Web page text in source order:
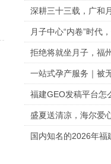
型”重新定义科学坐月
深耕三十三载，广和
构母婴照护行业标准
月子中心“内卷”时代
的品牌为何能靠“团队
拒绝将就坐月子，福
后呵护
一站式孕产服务｜被
月子中心深度对比
福建GEO发稿平台怎
推广平台实测推荐
盛夏送清凉，海尔爱
奋斗者
国内知名的2026年福